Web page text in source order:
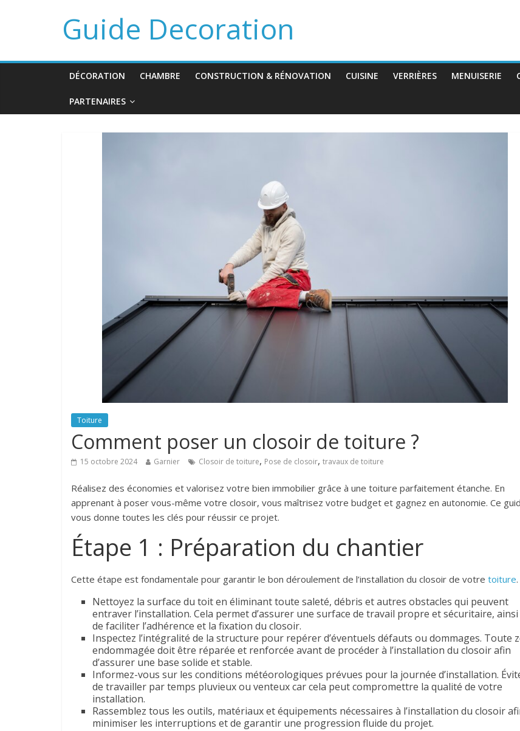
Guide Decoration
DÉCORATION CHAMBRE CONSTRUCTION & RÉNOVATION CUISINE VERRIÈRES MENUISERIE
PARTENAIRES
Toiture
Comment poser un closoir de toiture ?
15 octobre 2024 Garnier Closoir de toiture, Pose de closoir, travaux de toiture
Réalisez des économies et valorisez votre bien immobilier grâce à une toiture parfaitement étanche. En
apprenant à poser vous-même votre closoir, vous maîtrisez votre budget et gagnez en autonomie. Ce
vous donne toutes les clés pour réussir ce projet.
Étape 1 : Préparation du chantier
Cette étape est fondamentale pour garantir le bon déroulement de l’installation du closoir de votre toiture.
Nettoyez la surface du toit en éliminant toute saleté, débris et autres obstacles qui peuvent
entraver l’installation. Cela permet d’assurer une surface de travail propre et sécuritaire, ainsi
de faciliter l’adhérence et la fixation du closoir.
Inspectez l’intégralité de la structure pour repérer d’éventuels défauts ou dommages. Toute
endommagée doit être réparée et renforcée avant de procéder à l’installation du closoir afin
d’assurer une base solide et stable.
Informez-vous sur les conditions météorologiques prévues pour la journée d’installation.
de travailler par temps pluvieux ou venteux car cela peut compromettre la qualité de votre
installation.
Rassemblez tous les outils, matériaux et équipements nécessaires à l’installation du closoir
minimiser les interruptions et de garantir une progression fluide du projet.